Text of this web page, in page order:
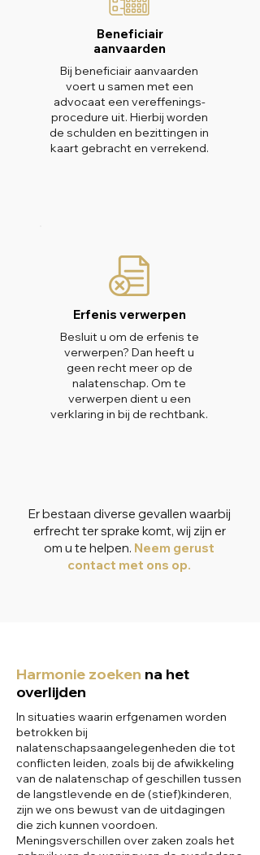
Beneficiair
aanvaarden
Bij beneficiair aanvaarden
voert u samen met een
advocaat een vereffenings-
procedure uit. Hierbij worden
de schulden en bezittingen in
kaart gebracht en verrekend.
Erfenis verwerpen
Besluit u om de erfenis te
verwerpen? Dan heeft u
geen recht meer op de
nalatenschap. Om te
verwerpen dient u een
verklaring in bij de rechtbank.
Er bestaan diverse gevallen waarbij
erfrecht ter sprake komt, wij zijn er
om u te helpen. Neem gerust
contact met ons op.
Harmonie zoeken na het
overlijden
In situaties waarin erfgenamen worden
betrokken bij
nalatenschapsaangelegenheden die tot
conflicten leiden, zoals bij de afwikkeling
van de nalatenschap of geschillen tussen
de langstlevende en de (stief)kinderen,
zijn we ons bewust van de uitdagingen
die zich kunnen voordoen.
Meningsverschillen over zaken zoals het